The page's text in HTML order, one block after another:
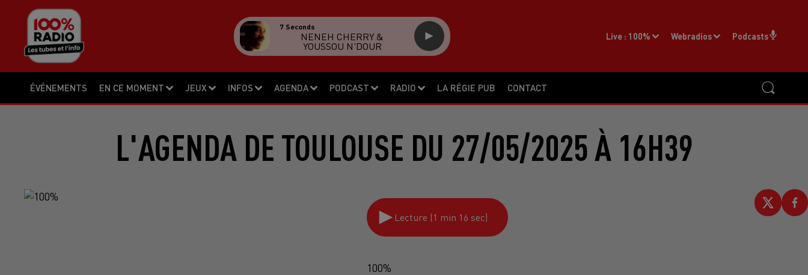
ÉVÉNEMENTS EN CE MOMENT JEUX INFOS AGENDA PODCAST RADIO LA RÉGIE PUB CONTACT
Live : 100% Webradios Podcasts
7 Seconds
NENEH CHERRY &
YOUSSOU N'DOUR
L'AGENDA DE TOULOUSE DU 27/05/2025 À 16H39
Lecture (1 min 16 sec)
100%